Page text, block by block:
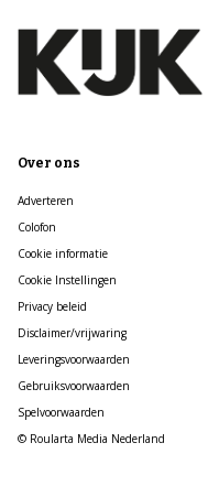
Over ons
Adverteren
Colofon
Cookie informatie
Cookie Instellingen
Privacy beleid
Disclaimer/vrijwaring
Leveringsvoorwaarden
Gebruiksvoorwaarden
Spelvoorwaarden
© Roularta Media Nederland